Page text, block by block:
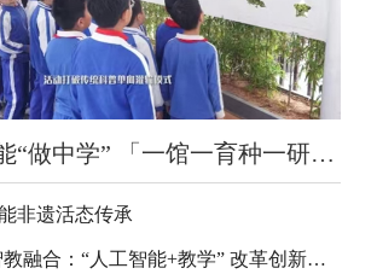
航天育种赋能“做中学” 「一馆一育种一研学」航天科普项目走进全国中小学
非遗活态传承
名师引领·智教融合：“人工智能+教学” 改革创新实践专题研讨会在珠海举办